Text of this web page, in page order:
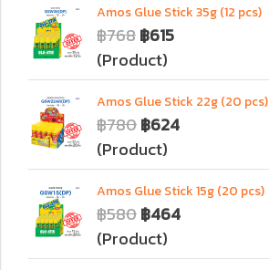
Amos Glue Stick 35g (12 pcs)
฿768฿615
(Product)
Amos Glue Stick 22g (20 pcs)
฿780฿624
(Product)
Amos Glue Stick 15g (20 pcs)
฿580฿464
(Product)